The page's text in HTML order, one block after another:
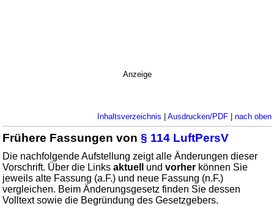
Anzeige
Inhaltsverzeichnis | Ausdrucken/PDF| nach oben
Frühere Fassungen von§ 114 LuftPersV
Die nachfolgende Aufstellung zeigt alle Änderungen dieser
Vorschrift. Über die Linksaktuell undvorher können Sie
jeweils alte Fassung (a.F.) und neue Fassung (n.F.)
vergleichen. Beim Änderungsgesetz finden Sie dessen
Volltext sowie die Begründung des Gesetzgebers.